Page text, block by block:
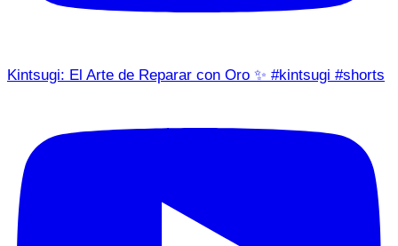
Kintsugi: El Arte de Reparar con Oro ✨ #kintsugi #shorts